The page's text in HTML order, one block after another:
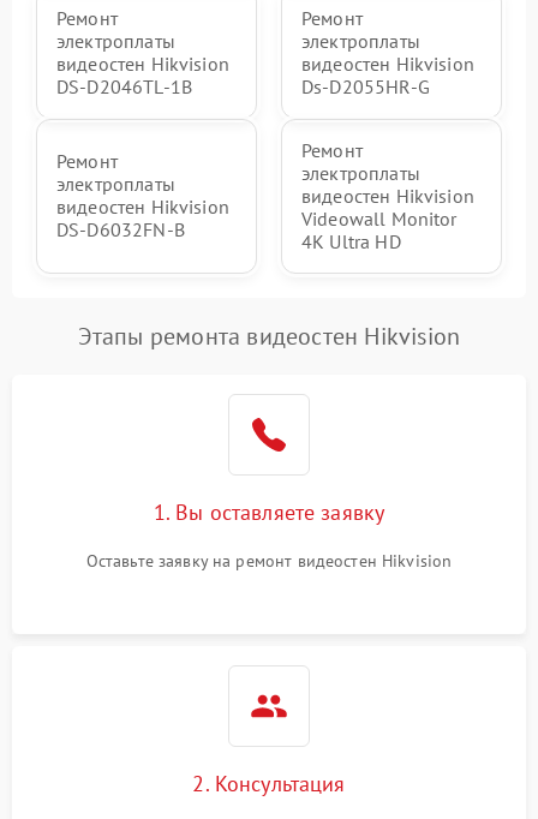
Ремонт
электроплаты
видеостен Hikvision
DS‑D2046TL‑1B
Ремонт
электроплаты
видеостен Hikvision
Ds‑D2055HR‑G
Ремонт
электроплаты
видеостен Hikvision
DS‑D6032FN‑B
Ремонт
электроплаты
видеостен Hikvision
Videowall Monitor
4K Ultra HD
Этапы ремонта видеостен Hikvision
1. Вы оставляете заявку
Оставьте заявку на ремонт видеостен Hikvision
2. Консультация